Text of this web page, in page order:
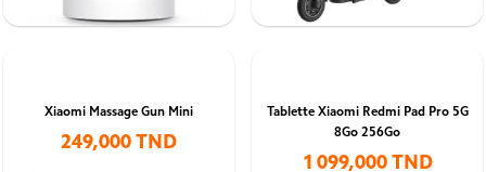
Xiaomi Massage Gun Mini
249,000 TND
Tablette Xiaomi Redmi Pad Pro 5G
8Go 256Go
1 099,000 TND